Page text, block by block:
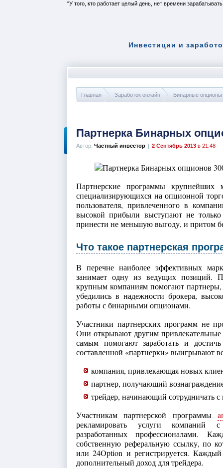
Инвестиции и
У того, кто работает целый день, нет времени
Главная Заработок онлайн Бинарные опционы
Партнерка Бинарных
Автор: Частный инвестор | 2 Сентябрь 2013 в 21:48
Партнерские программы
специализирующихся на опционной
пользователя, привлеченного в
высокой прибыли выступают не
принести не меньшую выгоду, и притом
Что такое партнерская
В перечне наиболее эффективных
занимает одну из ведущих позиций.
крупным компаниям помогают
убедились в надежности брокера,
работы с бинарными опционами.
Участники партнерских программ не
Они открывают другим
самым помогают заработать и
составленной «партнерки» выигрывают
компания, привлекающая новых
партнер, получающий
трейдер, начинающий сотрудничать
Участникам партнерской программы
рекламировать услуги компаний с
разработанных профессионалами.
собственную реферальную ссылку, по
или 24Option и регистрируется.
дополнительный доход для трейдера.